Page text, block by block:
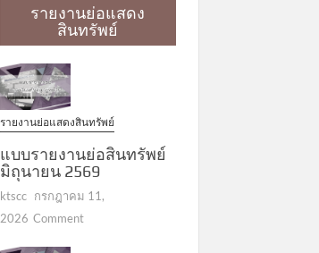
รายงานย่อแสดง
สินทรัพย์
รายงานย่อแสดงสินทรัพย์
แบบรายงานย่อสินทรัพย์
มิถุนายน 2569
ktscc กรกฎาคม 11,
2026 Commenton